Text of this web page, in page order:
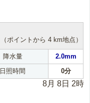
（ポイントから 4 km地点）
降水量
2.0mm
日照時間 0分
8月 8日 2時